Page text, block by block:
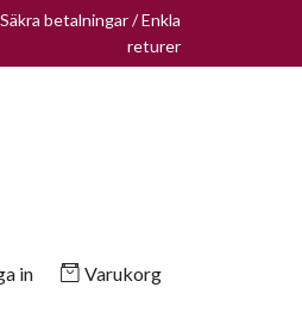
betalningar / Enkla
returer
in Varukorg